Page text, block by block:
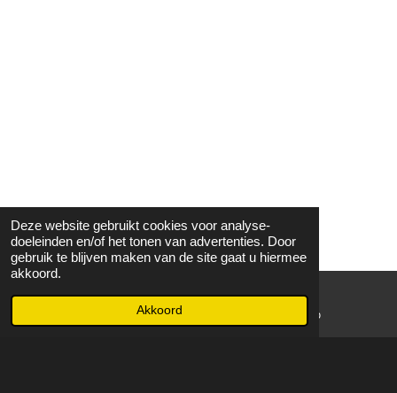
Deze website gebruikt cookies voor analyse-
doeleinden en/of het tonen van advertenties. Door
gebruik te blijven maken van de site gaat u hiermee
akkoord.
Akkoord WhatsApp